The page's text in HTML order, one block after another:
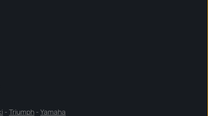
- Triumph - Yamaha